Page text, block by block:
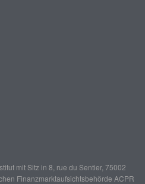
mit Sitz in 8, rue du Sentier, 75002
Finanzmarktaufsichtsbehörde ACPR